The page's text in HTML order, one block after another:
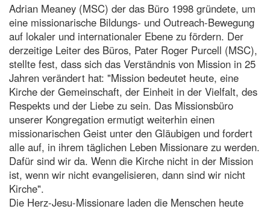
Adrian Meaney (MSC) der das Büro 1998 gründete, um
eine missionarische Bildungs- und Outreach-Bewegung
auf lokaler und internationaler Ebene zu fördern. Der
derzeitige Leiter des Büros, Pater Roger Purcell (MSC),
stellte fest, dass sich das Verständnis von Mission in 25
Jahren verändert hat: "Mission bedeutet heute, eine
Kirche der Gemeinschaft, der Einheit in der Vielfalt, des
Respekts und der Liebe zu sein. Das Missionsbüro
unserer Kongregation ermutigt weiterhin einen
missionarischen Geist unter den Gläubigen und fordert
alle auf, in ihrem täglichen Leben Missionare zu werden.
Dafür sind wir da. Wenn die Kirche nicht in der Mission
ist, wenn wir nicht evangelisieren, dann sind wir nicht
Kirche".
Die Herz-Jesu-Missionare laden die Menschen heute